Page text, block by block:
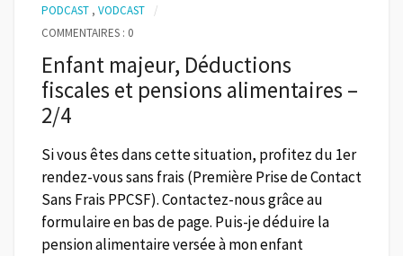
PODCAST , VODCAST
COMMENTAIRES : 0
Enfant majeur, Déductions
fiscales et pensions alimentaires –
2/4
Si vous êtes dans cette situation, profitez du 1er
rendez-vous sans frais (Première Prise de Contact
Sans Frais PPCSF). Contactez-nous grâce au
formulaire en bas de page. Puis-je déduire la
pension alimentaire versée à mon enfant